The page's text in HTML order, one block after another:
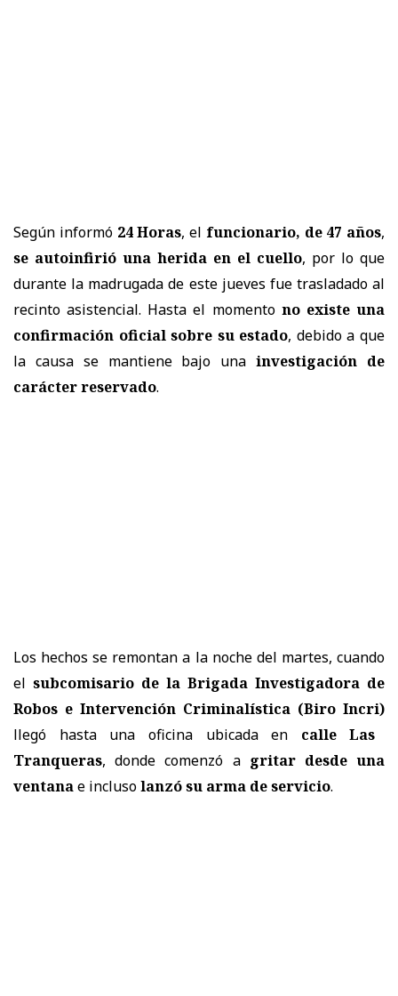
Según informó 24 Horas, el funcionario, de 47 años,
se autoinfirió una herida en el cuello, por lo que
durante la madrugada de este jueves fue trasladado al
recinto asistencial. Hasta el momento no existe una
confirmación oficial sobre su estado, debido a que
la causa se mantiene bajo unainvestigación de
carácter reservado.
Los hechos se remontan a la noche del martes, cuando
el subcomisario de la Brigada Investigadora de
Robos e Intervención Criminalística (Biro Incri)
llegó hasta una oficina ubicada en calle Las
Tranqueras, donde comenzó a gritar desde una
ventanae inclusolanzó su arma de servicio.